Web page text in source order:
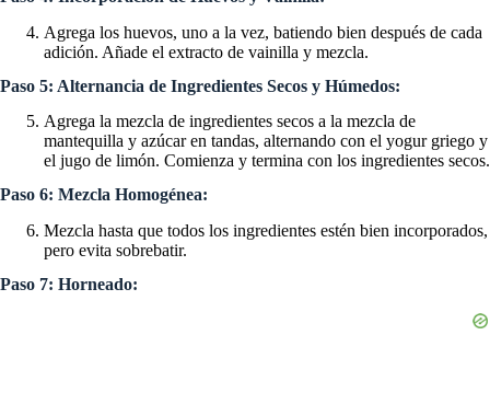
Agrega los huevos, uno a la vez, batiendo bien después de cada
adición. Añade el extracto de vainilla y mezcla.
Paso 5: Alternancia de Ingredientes Secos y Húmedos:
Agrega la mezcla de ingredientes secos a la mezcla de
mantequilla y azúcar en tandas, alternando con el yogur griego y
el jugo de limón. Comienza y termina con los ingredientes secos.
Paso 6: Mezcla Homogénea:
Mezcla hasta que todos los ingredientes estén bien incorporados,
pero evita sobrebatir.
Paso 7: Horneado: